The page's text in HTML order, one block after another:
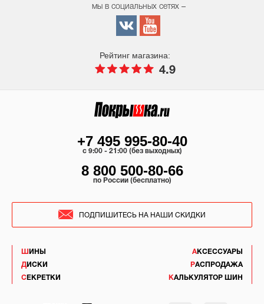
мы в социальных сетях –
Рейтинг магазина:
4.9
ШИНЫ
ДИСКИ
СЕКРЕТКИ
АКСЕССУАРЫ
РАСПРОДАЖА
КАЛЬКУЛЯТОР ШИН
+7 495 995-80-40
c 9:00 - 21:00 (без выходных)
8 800 500-80-66
по России (бесплатно)
ПОДПИШИТЕСЬ НА НАШИ СКИДКИ